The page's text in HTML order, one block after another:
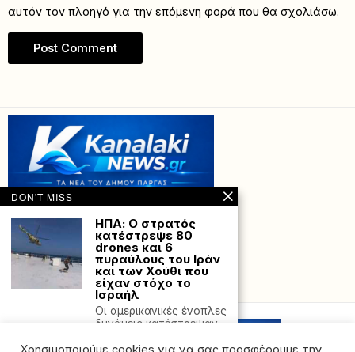
αυτόν τον πλοηγό για την επόμενη φορά που θα σχολιάσω.
Powered with by Hostville”)
DON'T MISS
ΗΠΑ: Ο στρατός
κατέστρεψε 80
drones και 6
πυραύλους του Ιράν
και των Χούθι που
είχαν στόχο το
Ισραήλ
Οι αμερικανικές ένοπλες
δυνάμεις κατέστρεψαν
τηλεκατευθυνόμενα μη